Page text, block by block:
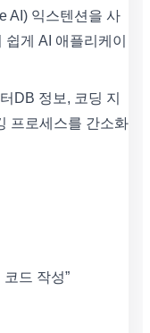
AI) 익스텐션을 사
게 AI 애플리케이
DB 정보, 코딩 지
프로세스를 간소화
드 작성”